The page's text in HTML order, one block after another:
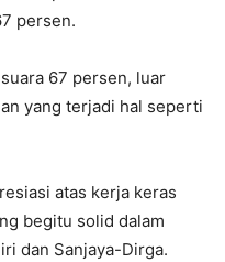
persen.
67 persen, luar
yang terjadi hal seperti
atas kerja keras
begitu solid dalam
dan Sanjaya-Dirga.